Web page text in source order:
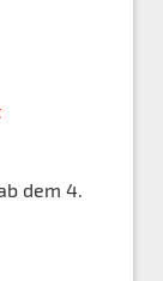
dem 4.